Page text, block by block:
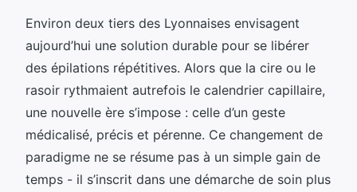
Environ deux tiers des Lyonnaises envisagent
aujourd’hui une solution durable pour se libérer
des épilations répétitives. Alors que la cire ou le
rasoir rythmaient autrefois le calendrier capillaire,
une nouvelle ère s’impose : celle d’un geste
médicalisé, précis et pérenne. Ce changement de
paradigme ne se résume pas à un simple gain de
temps - il s’inscrit dans une démarche de soin plus